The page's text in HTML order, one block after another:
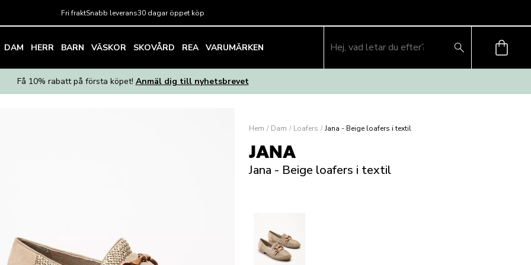
Fri fraktSnabb leverans30 dagar öppet köp
DAM HERR BARN VÄSKOR SKOVÅRD REA VARUMÄRKEN
Få 10% rabatt på första köpet! Anmäl dig till nyhetsbrevet
Hem / Dam / Loafers / Jana - Beige loafers i textil
JANA
Jana - Beige loafers i textil